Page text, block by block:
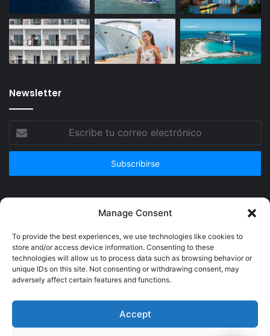
Manage Consent
To provide the best experiences, we use technologies like cookies to
store and/or access device information. Consenting to these
technologies will allow us to process data such as browsing behavior or
unique IDs on this site. Not consenting or withdrawing consent, may
adversely affect certain features and functions.
Accept
Newsletter
correo